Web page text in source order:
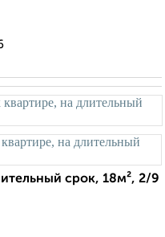
срок, 18м², 2/9